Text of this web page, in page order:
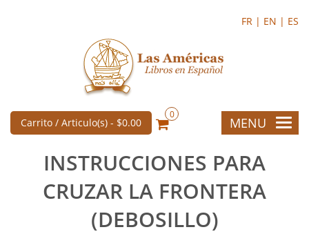
FR | EN | ES
Carrito / Articulo(s) - $0.00
0
MENU
INSTRUCCIONES PARA
CRUZAR LA FRONTERA
(DEBOSILLO)